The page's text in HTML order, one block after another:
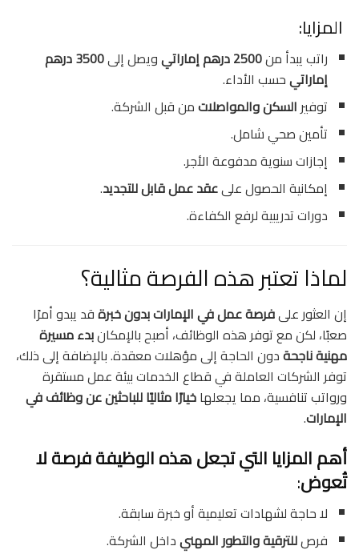
المزايا:
راتب يبدأ من2500 درهم إماراتي ويصل إلى
3500 درهم
إماراتيحسب الأداء.
توفيرالسكن والمواصلاتمن قبل الشركة.
تأمين صحي شامل.
إجازات سنوية مدفوعة الأجر.
إمكانية الحصول علىعقد عمل قابل للتجديد.
دورات تدريبية لرفع الكفاءة.
لماذا تعتبر هذه الفرصة مثالية؟
إن العثور علىفرصة عمل في الإمارات بدون خبرةقد يبدو أمرًا
صعبًا، لكن مع توفر هذه الوظائف، أصبح بالإمكانبدء مسيرة
مهنية ناجحةدون الحاجة إلى مؤهلات معقدة. بالإضافة إلى ذلك،
توفر الشركات العاملة في قطاع الخدمات بيئة عمل مستقرة
ورواتب تنافسية، مما يجعلهاخيارًا مثاليًا للباحثين عن وظائف في
الإمارات.
أهم المزايا التي تجعل هذه الوظيفة فرصة لا
تُعوض:
لا حاجة لشهادات تعليمية أو خبرة سابقة.
فرصللترقية والتطور المهنيداخل الشركة.